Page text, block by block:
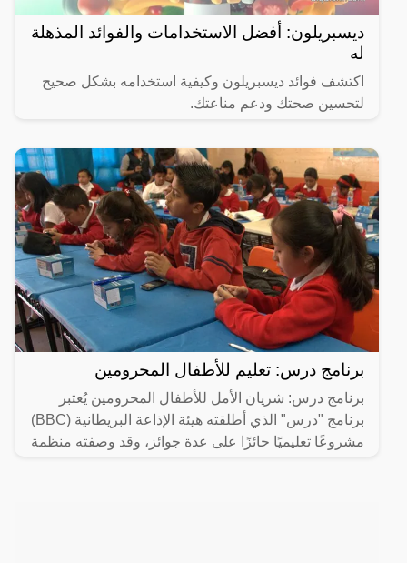
ديسبريلون: أفضل الاستخدامات والفوائد المذهلة
له
اكتشف فوائد ديسبريلون وكيفية استخدامه بشكل صحيح
لتحسين صحتك ودعم مناعتك.
برنامج درس: تعليم للأطفال المحرومين
برنامج درس: شريان الأمل للأطفال المحرومين يُعتبر
برنامج "درس" الذي أطلقته هيئة الإذاعة البريطانية (BBC)
مشروعًا تعليميًا حائزًا على عدة جوائز، وقد وصفته منظمة